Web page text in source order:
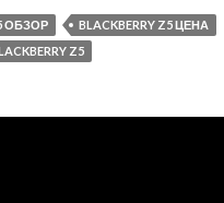
ОБЗОР
BLACKBERRY Z5 ЦЕНА
Z5